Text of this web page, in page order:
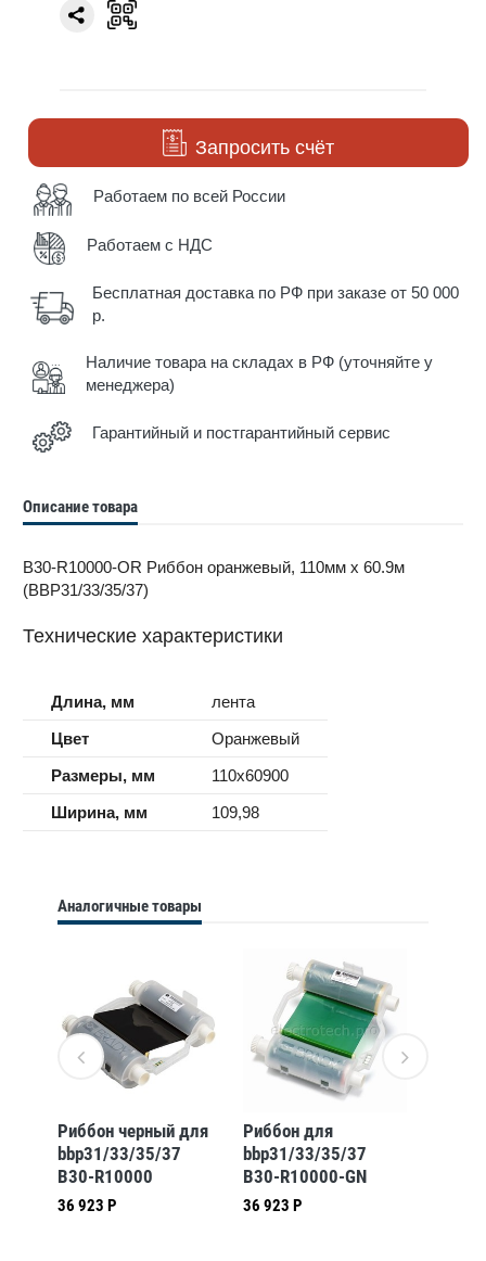
Запросить счёт
Работаем по всей России
Работаем с НДС
Бесплатная доставка по РФ при заказе от 50 000
р.
Наличие товара на складах в РФ (уточняйте у
менеджера)
Гарантийный и постгарантийный сервис
Описание товара
B30-R10000-OR Риббон оранжевый, 110мм х 60.9м
(BBP31/33/35/37)
Технические характеристики
Длина, мм
лента
Цвет
Оранжевый
Размеры, мм
110x60900
Ширина, мм
109,98
Аналогичные товары
Риббон черный для
bbp31/33/35/37
B30-R10000
36 923 Р
Риббон для
bbp31/33/35/37
B30-R10000-GN
36 923 Р